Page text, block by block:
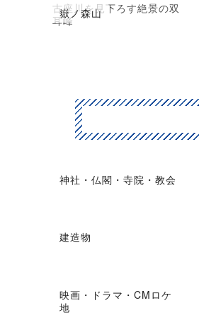
嶽ノ森山
古座川を見下ろす絶景の双
耳峰
神社・仏閣・寺院・教会
建造物
映画・ドラマ・CMロケ
地